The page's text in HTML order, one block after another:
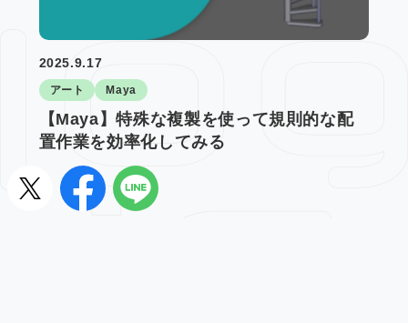
2025.9.17
アート Maya
【Maya】特殊な複製を使って規則的な配
置作業を効率化してみる